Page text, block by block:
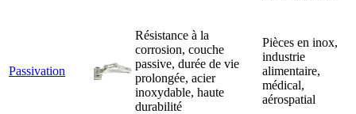
Passivation
Résistance à la
corrosion, couche
passive, durée de vie
prolongée, acier
inoxydable, haute
durabilité
Pièces en inox,
industrie
alimentaire,
médical,
aérospatial